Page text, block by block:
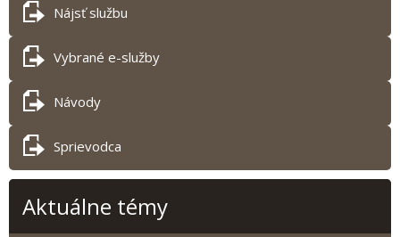
Nájsť službu
Vybrané e-služby
Návody
Sprievodca
Aktuálne témy